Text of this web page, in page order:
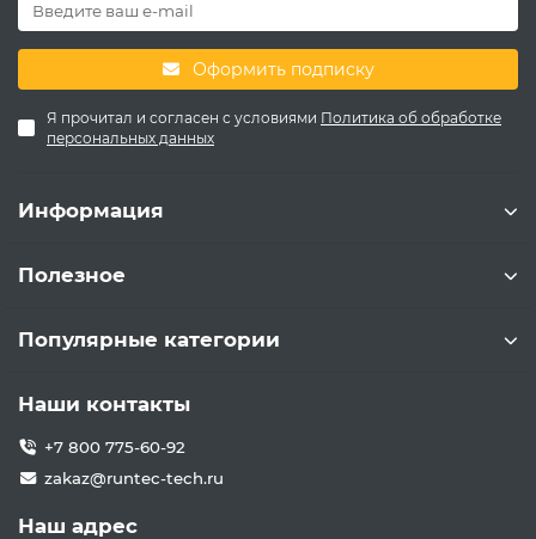
Оформить подписку
Я прочитал и согласен с условиями Политика об обработке
персональных данных
Информация
Полезное
Популярные категории
Наши контакты
+7 800 775-60-92
zakaz@runtec-tech.ru
Наш адрес